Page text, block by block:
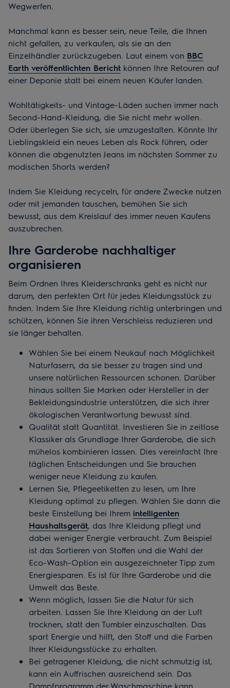
Wegwerfen.
Manchmal kann es besser sein, neue Teile, die Ihnen
nicht gefallen, zu verkaufen, als sie an den
Einzelhändler zurückzugeben. Laut einem von BBC
Earth veröffentlichten Bericht können Ihre Retouren auf
einer Deponie statt bei einem neuen Käufer landen.
Wohltätigkeits- und Vintage-Läden suchen immer nach
Second-Hand-Kleidung, die Sie nicht mehr wollen.
Oder überlegen Sie sich, sie umzugestalten. Könnte Ihr
Lieblingskleid ein neues Leben als Rock führen, oder
können die abgenutzten Jeans im nächsten Sommer zu
modischen Shorts werden?
Indem Sie Kleidung recyceln, für andere Zwecke nutzen
oder mit jemanden tauschen, bemühen Sie sich
bewusst, aus dem Kreislauf des immer neuen Kaufens
auszubrechen.
Ihre Garderobe nachhaltiger
organisieren
Beim Ordnen Ihres Kleiderschranks geht es nicht nur
darum, den perfekten Ort für jedes Kleidungsstück zu
finden. Indem Sie Ihre Kleidung richtig unterbringen und
schützen, können Sie ihren Verschleiss reduzieren und
sie länger behalten.
Wählen Sie bei einem Neukauf nach Möglichkeit
Naturfasern, da sie besser zu tragen sind und
unsere natürlichen Ressourcen schonen. Darüber
hinaus sollten Sie Marken oder Hersteller in der
Bekleidungsindustrie unterstützen, die sich ihrer
ökologischen Verantwortung bewusst sind.
Qualität statt Quantität. Investieren Sie in zeitlose
Klassiker als Grundlage Ihrer Garderobe, die sich
mühelos kombinieren lassen. Dies vereinfacht Ihre
täglichen Entscheidungen und Sie brauchen
weniger neue Kleidung zu kaufen.
Lernen Sie, Pflegeetiketten zu lesen, um Ihre
Kleidung optimal zu pflegen. Wählen Sie dann die
beste Einstellung bei Ihrem intelligenten
Haushaltsgerät, das Ihre Kleidung pflegt und
dabei weniger Energie verbraucht. Zum Beispiel
ist das Sortieren von Stoffen und die Wahl der
Eco-Wash-Option ein ausgezeichneter Tipp zum
Energiesparen. Es ist für Ihre Garderobe und die
Umwelt das Beste.
Wenn möglich, lassen Sie die Natur für sich
arbeiten. Lassen Sie Ihre Kleidung an der Luft
trocknen, statt den Tumbler einzuschalten. Das
spart Energie und hilft, den Stoff und die Farben
Ihrer Kleidungsstücke zu erhalten.
Bei getragener Kleidung, die nicht schmutzig ist,
kann ein Auffrischen ausreichend sein. Das